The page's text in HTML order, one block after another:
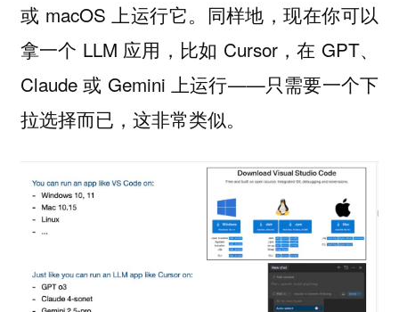
或 macOS 上运行它。同样地，现在你可以
拿一个 LLM 应用，比如 Cursor，在 GPT、
Claude 或 Gemini 上运行——只需要一个下
拉选择而已，这非常类似。